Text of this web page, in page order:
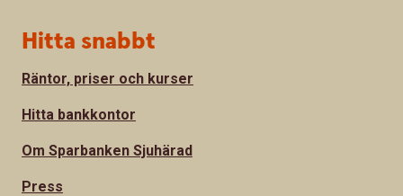
Hitta snabbt
Räntor, priser och kurser
Hitta bankkontor
Om Sparbanken Sjuhärad
Press